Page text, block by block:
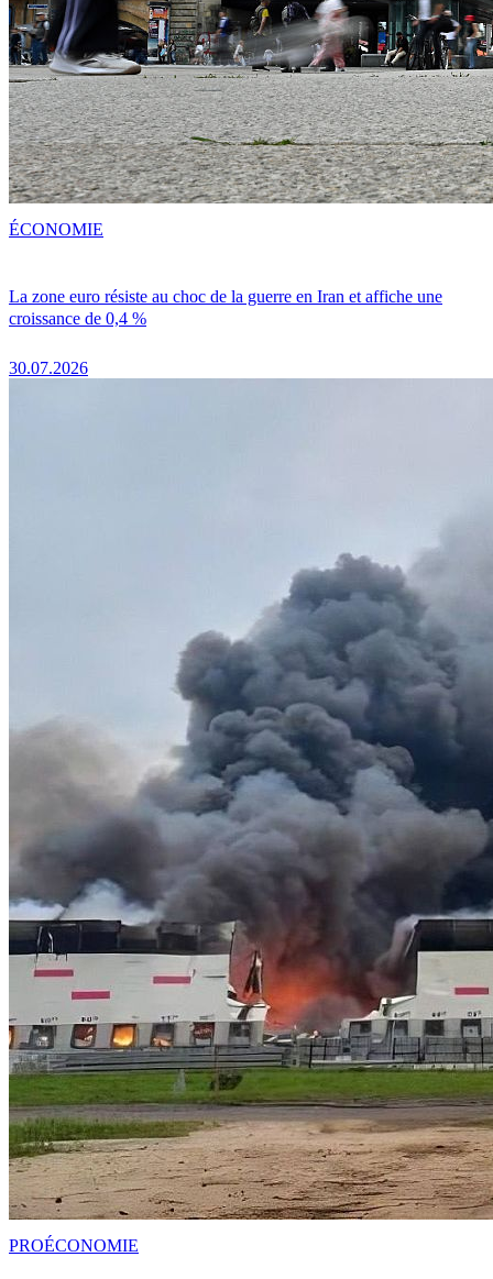
La zone euro résiste au choc de la guerre en Iran et affiche une
croissance de 0,4 %
30.07.2026
ÉCONOMIE
PROÉCONOMIE